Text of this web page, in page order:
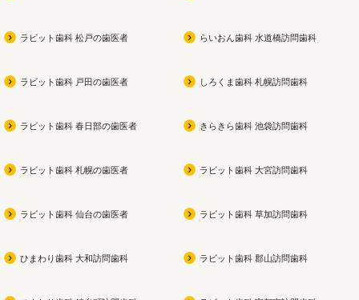
ラビット歯科 松戸の歯医者
ラビット歯科 戸田の歯医者
ラビット歯科 春日部の歯医者
ラビット歯科 札幌の歯医者
ラビット歯科 仙台の歯医者
ひまわり歯科 大和訪問歯科
らいおん歯科 水道橋訪問歯科
しろくま歯科 札幌訪問歯科
きらきら歯科 池袋訪問歯科
ラビット歯科 大宮訪問歯科
ラビット歯科 草加訪問歯科
ラビット歯科 郡山訪問歯科